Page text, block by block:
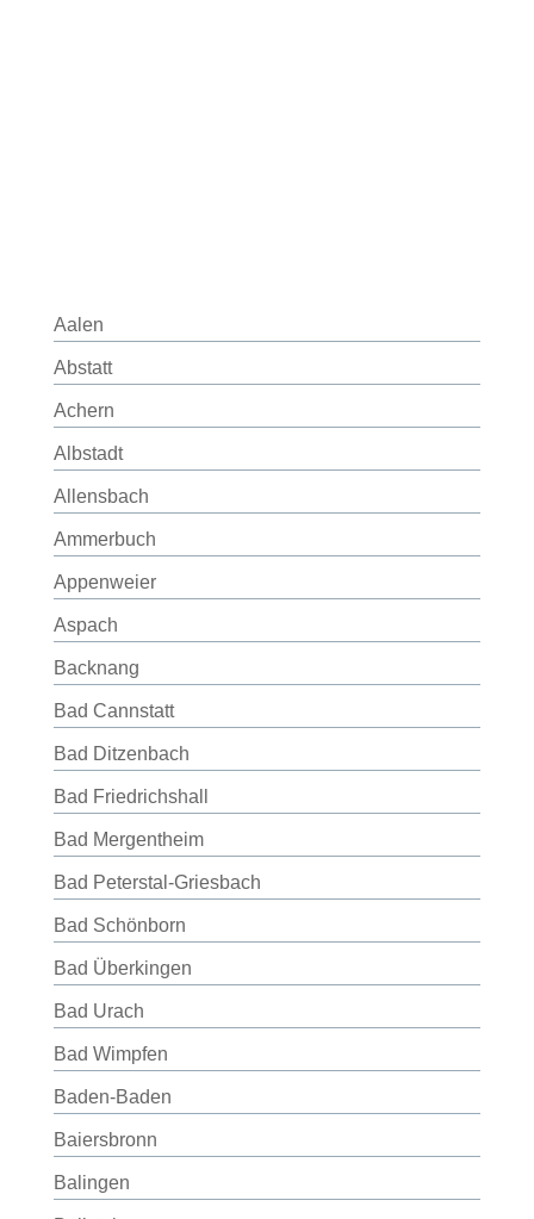
Aalen
Abstatt
Achern
Albstadt
Allensbach
Ammerbuch
Appenweier
Aspach
Backnang
Bad Cannstatt
Bad Ditzenbach
Bad Friedrichshall
Bad Mergentheim
Bad Peterstal-Griesbach
Bad Schönborn
Bad Überkingen
Bad Urach
Bad Wimpfen
Baden-Baden
Baiersbronn
Balingen